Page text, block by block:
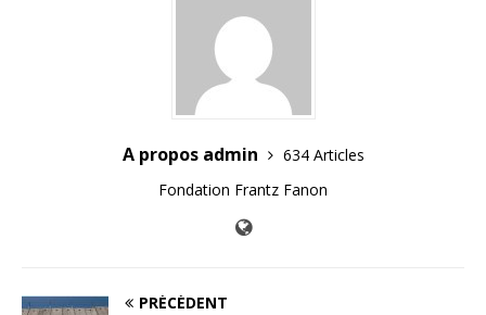
A propos admin
634 Articles
Fondation Frantz Fanon
PRÉCÉDENT